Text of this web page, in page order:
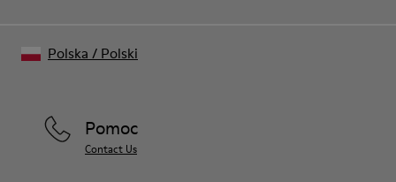
Pomoc
Contact Us
Polska / Polski